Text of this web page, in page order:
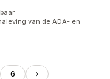
van de ADA- en
6